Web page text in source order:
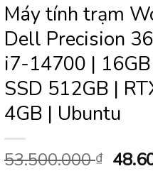
Máy tính trạm
Dell Precision
i7-14700 |
SSD 512GB |
4GB | Ubuntu
53.500.000₫ Giá